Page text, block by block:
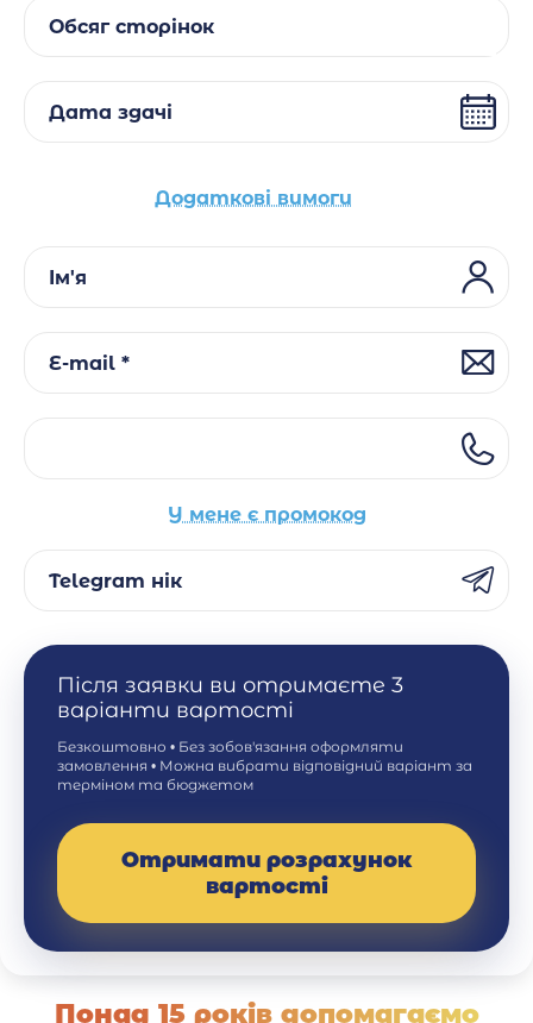
Обсяг сторінок
Дата здачі
Додаткові вимоги
Ім'я
E-mail *
У мене є промокод
Telegram нік
Після заявки ви отримаєте 3
варіанти вартості
Безкоштовно • Без зобов'язання оформляти
замовлення • Можна вибрати відповідний варіант за
терміном та бюджетом
Отримати розрахунок
вартості
Понад 15 років допомагаємо